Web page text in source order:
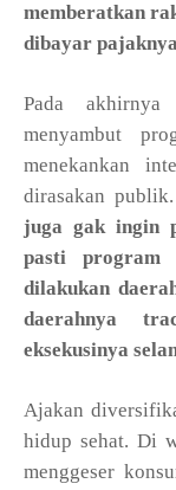
memberatkan
dibayar
Pada
menyambut
menekankan
dirasakan publik.
juga gak ingin
pasti program
dilakukan
daerahnya
eksekusinya
Ajakan
hidup sehat. Di
menggeser